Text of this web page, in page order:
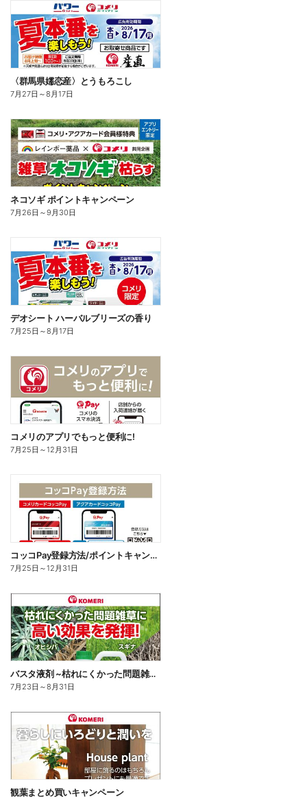
〈群馬県嬬恋産〉とうもろこし
7月27日 ～8月17日
ネコソギ ポイントキャンペーン
7月26日 ～9月30日
デオシート ハーバルブリーズの香り
7月25日 ～8月17日
コメリのアプリでもっと便利に!
7月25日 ～12月31日
コッコPay登録方法/ポイントキャンペーン応募方法
7月25日 ～12月31日
バスタ液剤 ~枯れにくかった問題雑草に高い効果を発揮!~
7月23日 ～8月31日
観葉まとめ買いキャンペーン